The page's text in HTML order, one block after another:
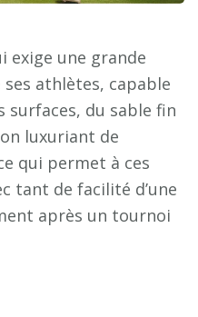
exige une grande
athlètes, capable
surfaces, du sable fin
luxuriant de
qui permet à ces
tant de facilité d’une
après un tournoi